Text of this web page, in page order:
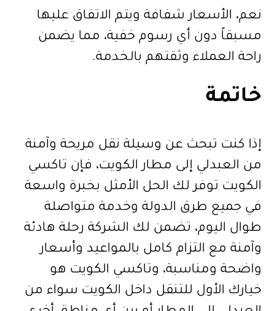
نعم، الأسعار شفافة ويتم الاتفاق عليها
مسبقاً دون أي رسوم خفية، مما يضمن
راحة العملاء وثقتهم بالخدمة.
خاتمة
إذا كنت تبحث عن وسيلة نقل مريحة وآمنة
من العبدلي إلى مطار الكويت، فإن تاكسي
الكويت توفر لك الحل الأمثل بخبرة واسعة
في جميع طرق الدولة وخدمة متواصلة
طوال اليوم، تضمن لك الشركة رحلة هادئة
وآمنة مع التزام كامل بالمواعيد وأسعار
واضحة ومناسبة، وتاكسي الكويت هو
خيارك الأول للتنقل داخل الكويت سواء من